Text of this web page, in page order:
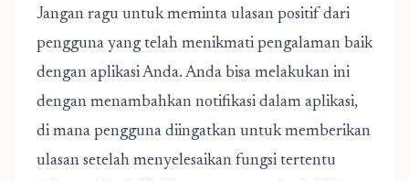
Jangan ragu untuk meminta ulasan positif dari
pengguna yang telah menikmati pengalaman baik
dengan aplikasi Anda. Anda bisa melakukan ini
dengan menambahkan notifikasi dalam aplikasi,
di mana pengguna diingatkan untuk memberikan
ulasan setelah menyelesaikan fungsi tertentu